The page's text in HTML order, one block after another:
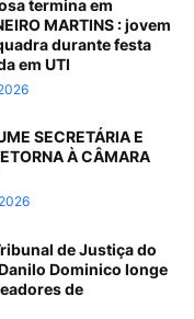
termina em
MARTINS : jovem
durante festa
em UTI
SECRETÁRIA E
À CÂMARA
de Justiça do
Dominico longe
de